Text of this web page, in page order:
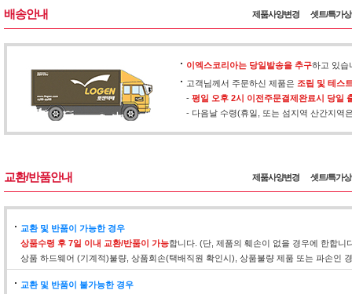
배송안내 제품사양변경 셋트/특가
이엑스코리아는 당일발송을 추구하고 있습
고객님께서 주문하신 제품은 조립 및 테스
- 평일 오후 2시 이전주문결제완료시 당일
- 다음날 수령(휴일, 또는 섬지역 산간지역
교환/반품안내 제품사양변경 셋트/특가
교환 및 반품이 가능한 경우
상품수령 후 7일 이내 교환/반품이 가능합니다. (단, 제품의 훼손이 없을 경우에 한합니
상품 하드웨어 (기계적)불량, 상품회손(택배직원 확인시), 상품불량 제품 또는 파손인
교환 및 반품이 불가능한 경우